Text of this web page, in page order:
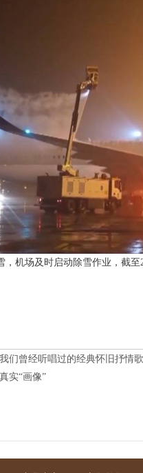
机场及时启动除雪作业，截
们曾经听唱过的经典怀旧抒情
实“画像”